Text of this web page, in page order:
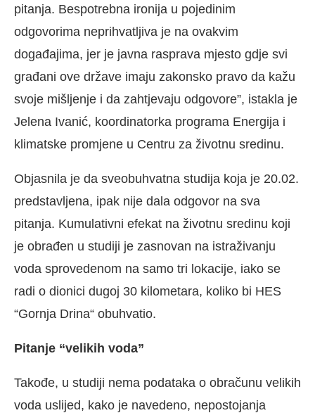
pitanja. Bespotrebna ironija u pojedinim
odgovorima neprihvatljiva je na ovakvim
događajima, jer je javna rasprava mjesto gdje svi
građani ove države imaju zakonsko pravo da kažu
svoje mišljenje i da zahtjevaju odgovore”, istakla je
Jelena Ivanić, koordinatorka programa Energija i
klimatske promjene u Centru za životnu sredinu.
Objasnila je da sveobuhvatna studija koja je 20.02.
predstavljena, ipak nije dala odgovor na sva
pitanja. Kumulativni efekat na životnu sredinu koji
je obrađen u studiji je zasnovan na istraživanju
voda sprovedenom na samo tri lokacije, iako se
radi o dionici dugoj 30 kilometara, koliko bi HES
“Gornja Drina“ obuhvatio.
Pitanje “velikih voda”
Takođe, u studiji nema podataka o obračunu velikih
voda uslijed, kako je navedeno, nepostojanja